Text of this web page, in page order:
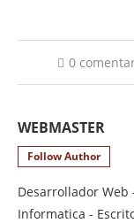
0
WEBMASTER
Follow Author
Desarrollador
Informatica -